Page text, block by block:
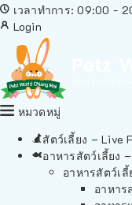
เวลาทำการ: 09:00 -
Login
หมวดหมู่
สัตว์เลี้ยง – Live
อาหารสัตว์เลี้ยง
อาหารสัตว์เ
อาหาร